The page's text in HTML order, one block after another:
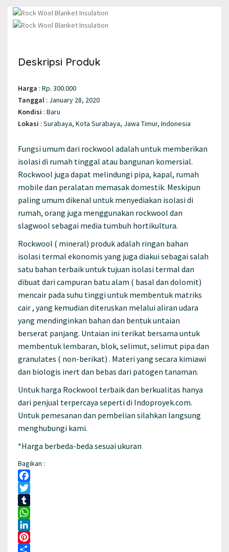
Deskripsi Produk
Harga : Rp. 300.000
Tanggal : January 28, 2020
Kondisi : Baru
Lokasi : Surabaya, Kota Surabaya, Jawa Timur, Indonesia
Fungsi umum dari rockwool adalah untuk memberikan
isolasi di rumah tinggal atau bangunan komersial.
Rockwool juga dapat melindungi pipa, kapal, rumah
mobile dan peralatan memasak domestik. Meskipun
paling umum dikenal untuk menyediakan isolasi di
rumah, orang juga menggunakan rockwool dan
slagwool sebagai media tumbuh hortikultura.
Rockwool ( mineral) produk adalah ringan bahan
isolasi termal ekonomis yang juga diakui sebagai salah
satu bahan terbaik untuk tujuan isolasi termal dan
dibuat dari campuran batu alam ( basal dan dolomit)
mencair pada suhu tinggi untuk membentuk matriks
cair , yang kemudian diteruskan melalui aliran udara
yang mendinginkan bahan dan bentuk untaian
berserat panjang. Untaian ini terikat bersama untuk
membentuk lembaran, blok, selimut, selimut pipa dan
granulates ( non-berikat) . Materi yang secara kimiawi
dan biologis inert dan bebas dari patogen tanaman.
Untuk harga Rockwool terbaik dan berkualitas hanya
dari penjual terpercaya seperti di Indoproyek.com.
Untuk pemesanan dan pembelian silahkan langsung
menghubungi kami.
*Harga berbeda-beda sesuai ukuran
Bagikan :
Facebook
Twitter
Tumblr
WhatsApp
LinkedIn
Pinterest